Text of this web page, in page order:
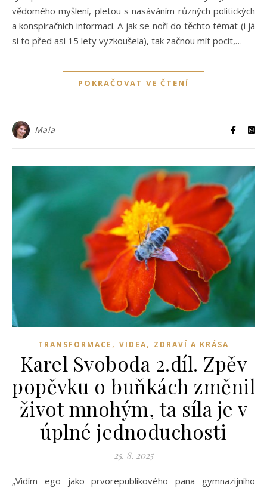
vědomého myšlení, pletou s nasáváním různých politických
a konspiračních informací. A jak se noří do těchto témat (i já
si to před asi 15 lety vyzkoušela), tak začnou mít pocit,…
POKRAČOVAT VE ČTENÍ
Maia
TRANSFORMACE , VIDEA, ZDRAVÍ A KRÁSA
Karel Svoboda 2.díl. Zpěv
popěvku o buňkách změnil
život mnohým, ta síla je v
úplné jednoduchosti
25. 8. 2025
„Vidím ego jako prvorepublikového pana gymnazijního